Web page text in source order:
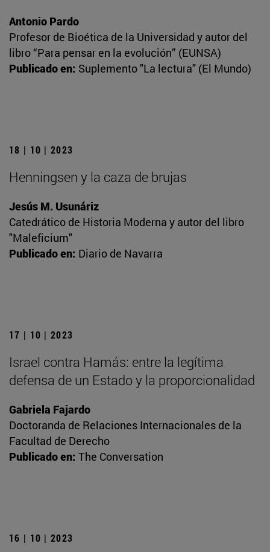
Antonio Pardo
Profesor de Bioética de la Universidad y autor del
libro “Para pensar en la evolución” (EUNSA)
Publicado en: Suplemento "La lectura" (El Mundo)
18 | 10 | 2023
Henningsen y la caza de brujas
Jesús M. Usunáriz
Catedrático de Historia Moderna y autor del libro
"Maleficium"
Publicado en: Diario de Navarra
17 | 10 | 2023
Israel contra Hamás: entre la legítima
defensa de un Estado y la proporcionalidad
Gabriela Fajardo
Doctoranda de Relaciones Internacionales de la
Facultad de Derecho
Publicado en: The Conversation
16 | 10 | 2023